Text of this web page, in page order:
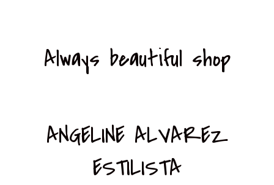
Always beautiful shop
ANGELINE ALVAREZ
ESTILISTA